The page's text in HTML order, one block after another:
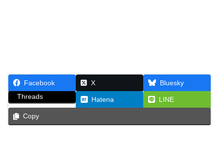
Facebook X
Bluesky
Threads
Hatena LINE
Copy